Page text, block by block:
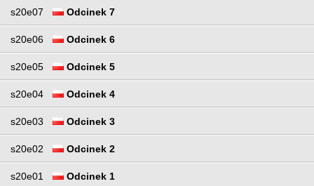
s20e07 Odcinek 7
s20e06 Odcinek 6
s20e05 Odcinek 5
s20e04 Odcinek 4
s20e03 Odcinek 3
s20e02 Odcinek 2
s20e01 Odcinek 1